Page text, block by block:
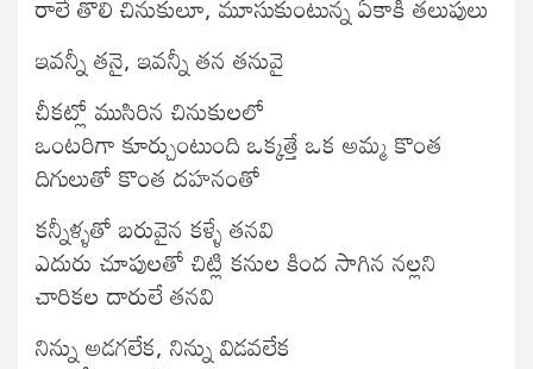
ఇవన్నీ తనై, ఇవన్నీ తన తనువై
చీకట్లో ముసిరిన చినుకులలో
ఒంటరిగా కూర్చుంటుంది ఒక్కత్తే ఒక అమ్మ కొంత
దిగులుతో కొంత దహనంతో
కన్నీళ్ళతో బరువైన కళ్ళే తనవి
ఎదురు చూపులతో చిట్లి కనుల కింద సాగిన నల్లని
చారికల దారులే తనవి
నిన్ను అడగలేక, నిన్ను విడవలేక